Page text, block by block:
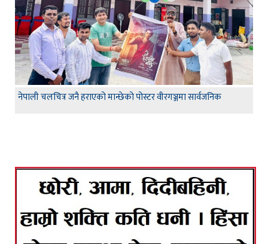
नेपाली चलचित्र जनै हराएको मान्छेको पोस्टर वीरगञ्जमा सार्वजनिक